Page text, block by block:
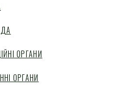
ОРГАНИ
ОРГАНИ